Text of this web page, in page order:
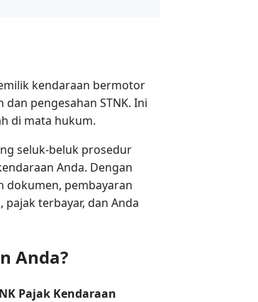
kendaraan bermotor
pengesahan STNK. Ini
di mata hukum.
seluk-beluk prosedur
Anda. Dengan
dokumen, pembayaran
pajak terbayar, dan Anda
Anda?
Pajak Kendaraan